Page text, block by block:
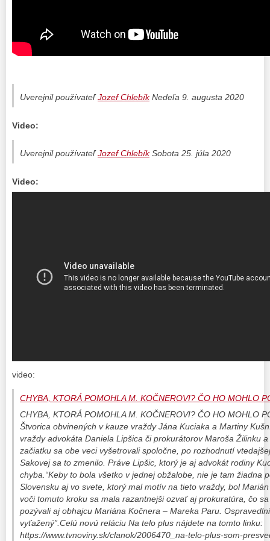
Uverejnil používateľJozef ChlebíkNedeľa 9. augusta 2020
Video:
Uverejnil používateľJozef ChlebíkSobota 25. júla 2020
Video:
video:
CHYBA, KTORÁ POMOHLA M. KOČNEROVI? ČO HO MOHLO
CHYBA, KTORÁ POMOHLA M. KOČNEROVI? ČO HO MOHLO
Štvorica obvinených v kauze vraždy Jána Kuciaka a Martiny
vraždy advokáta Daniela Lipšica či prokurátorov Maroša Žilinku
začiatku sa obe veci vyšetrovali spoločne, po rozhodnutí
Sakovej sa to zmenilo. Práve Lipšic, ktorý je aj advokát rodiny
chyba.“Keby to bola všetko v jednej obžalobe, nie je tam žiadna
Slovensku aj vo svete, ktorý mal motív na tieto vraždy, bol
voči tomuto kroku sa mala razantnejši ozvať aj prokuratúra, čo
pozývali aj obhajcu Mariána Kočnera – Mareka Paru.
vyťažený”.Celú novú reláciu Na telo plus nájdete na tomto linku:
https://www.tvnoviny.sk/clanok/2006470_na-telo-plus-som-